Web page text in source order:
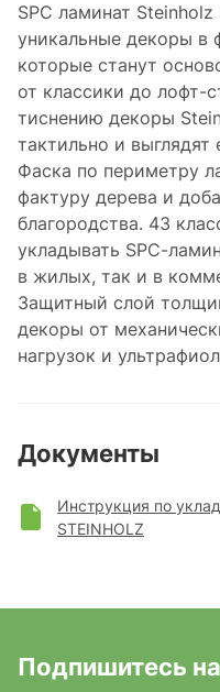
SPC ламинат
уникальные декоры в
которые станут
от классики до лофт-
тиснению декоры
тактильно и
Фаска по периметру
фактуру дерева и
благородства. 43
укладывать SPC-
в жилых, так и в
Защитный слой
декоры от
нагрузок и
Документы
Инструкция по
STEINHOLZ
Подпишитесь